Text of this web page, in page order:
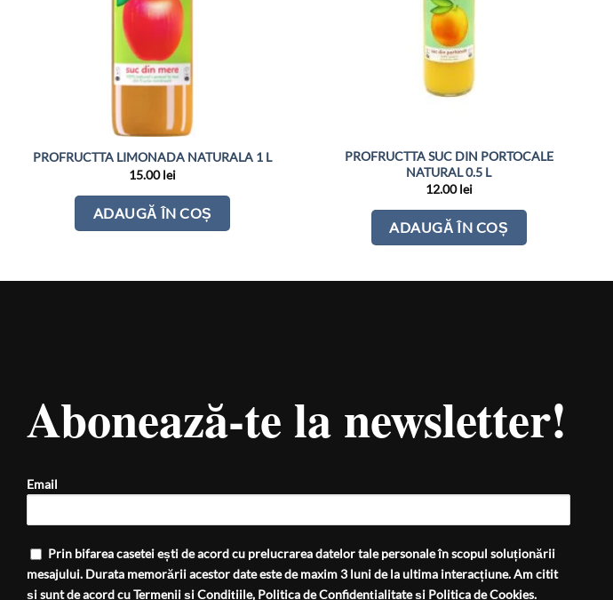
PROFRUCTTA LIMONADA NATURALA 1 L
15.00lei
ADAUGĂ ÎN COȘ
PROFRUCTTA SUC DIN PORTOCALE
NATURAL 0.5 L
12.00lei
ADAUGĂ ÎN COȘ
Abonează-te la newsletter!
Email
Prin bifarea casetei ești de acord cu prelucrarea datelor tale personale în scopul soluționării
mesajului. Durata memorării acestor date este de maxim 3 luni de la ultima interacțiune. Am citit
și sunt de acord cuTermenii și Condițiile, Politica de Confidențialitateși Politica de Cookies.